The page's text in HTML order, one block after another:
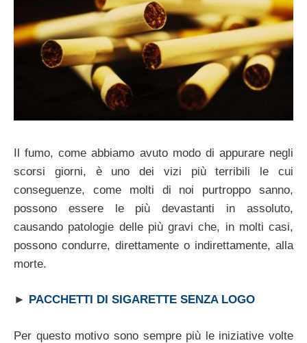
Il fumo, come abbiamo avuto modo di appurare negli
scorsi giorni, è uno dei vizi più terribili le cui
conseguenze, come molti di noi purtroppo sanno,
possono essere le più devastanti in assoluto,
causando patologie delle più gravi che, in molti casi,
possono condurre, direttamente o indirettamente, alla
morte.
► PACCHETTI DI SIGARETTE SENZA LOGO
Per questo motivo sono sempre più le iniziative volte